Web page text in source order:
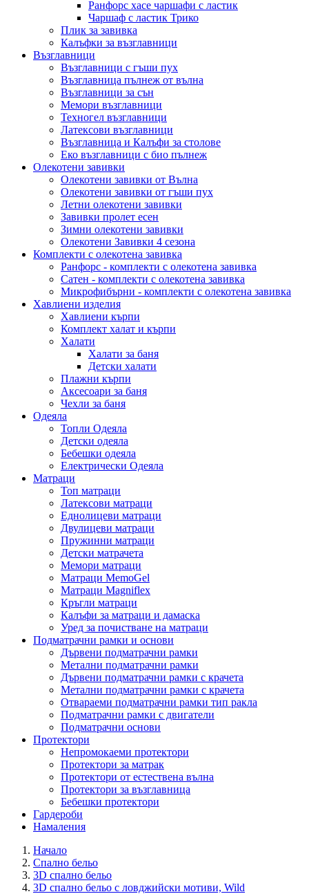
Ранфорс хасе чаршафи с ластик
Чаршаф с ластик Трико
Плик за завивкa
Калъфки за възглавници
Възглавници
Възглавници с гъши пух
Възглавница пълнеж от вълна
Възглавници за сън
Мемори възглавници
Техногел възглавници
Латексови възглавници
Възглавница и Калъфи за столове
Еко възглавници с био пълнеж
Олекотени завивки
Олекотени завивки от Вълна
Олекотени завивки от гъши пух
Летни олекотени завивки
Завивки пролет есен
Зимни олекотени завивки
Олекотени Завивки 4 сезона
Комплекти с олекотена завивка
Ранфорс - комплекти с олекотена завивка
Сатен - комплекти с олекотена завивка
Микрофибърни - комплекти с олекотена завивка
Хавлиени изделия
Хавлиени кърпи
Комплект халат и кърпи
Халати
Халати за баня
Детски халати
Плажни кърпи
Аксесоари за баня
Чехли за баня
Одеяла
Топли Одеяла
Детски одеяла
Бебешки одеяла
Електрически Одеяла
Матраци
Топ матраци
Латексови матраци
Еднолицеви матраци
Двулицеви матраци
Пружинни матраци
Детски матрачета
Мемори матраци
Mатраци MemoGel
Матраци Мagniflex
Кръгли матраци
Калъфи за матраци и дамаска
Уред за почистване на матраци
Подматрачни рамки и основи
Дървени подматрачни рамки
Метални подматрачни рамки
Дървени подматрачни рамки с крачета
Метални подматрачни рамки с крачета
Отвараеми подматрачни рамки тип ракла
Подматрачни рамки с двигатели
Подматрачни основи
Протектори
Непромокаеми протектори
Протектори за матрак
Протектори от естествена вълна
Протектори за възглавница
Бебешки протектори
Гардероби
Намаления
Начало
Спално бельо
3D спално бельо
3D спално бельо с ловджийски мотиви, Wild